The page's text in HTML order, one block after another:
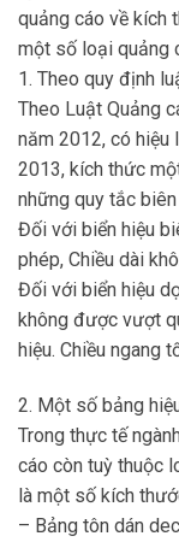
quảng cáo về kích
một số loại quảng
1. Theo quy định
Theo Luật Quảng
năm 2012, có hiệu
2013, kích thức
những quy tắc
Đối với biển hiệu
phép, Chiều dài
Đối với biển hiệu
không được vượt
hiệu. Chiều ngang
2. Một số bảng
Trong thực tế
cáo còn tuỳ thuộc
là một số kích
– Bảng tôn dán